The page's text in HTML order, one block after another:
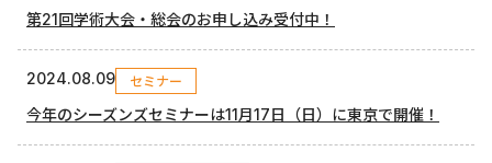
第21回学術大会・総会のお申し込み受付中！
2024.08.09 セミナー
今年のシーズンズセミナーは11月17日（日）に東京で開催！